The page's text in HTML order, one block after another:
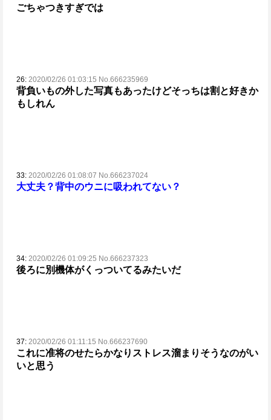
ごちゃつきすぎでは
26: 2020/02/26 01:03:15 No.666235969
背負いもの外した写真もあったけどそっちは割と好きか
もしれん
33: 2020/02/26 01:08:07 No.666237024
大丈夫？背中のウニに吸われてない？
34: 2020/02/26 01:09:25 No.666237323
後ろに別機体がくっついてるみたいだ
37: 2020/02/26 01:11:15 No.666237690
これに准将のせたらかなりストレス溜まりそうなのがい
いと思う